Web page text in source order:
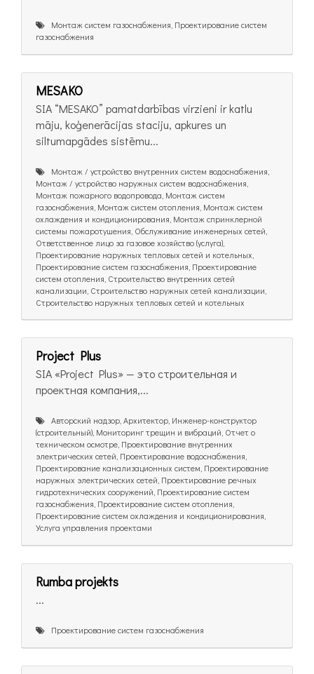
Монтаж систем газоснабжения, Проектирование систем
газоснабжения
MESAKO
SIA “MESAKO” pamatdarbības virzieni ir katlu
māju, koģenerācijas staciju, apkures un
siltumapgādes sistēmu...
Монтаж / устройство внутренних систем водоснабжения,
Монтаж / устройство наружных систем водоснабжения,
Монтаж пожарного водопровода, Монтаж систем
газоснабжения, Монтаж систем отопления, Монтаж систем
охлаждения и кондиционирования, Монтаж спринклерной
системы пожаротушения, Обслуживание инженерных сетей,
Ответственное лицо за газовое хозяйство (услуга),
Проектирование наружных тепловых сетей и котельных,
Проектирование систем газоснабжения, Проектирование
систем отопления, Строительство внутренних сетей
канализации, Строительство наружных сетей канализации,
Строительство наружных тепловых сетей и котельных
Project Plus
SIA «Project Plus» — это строительная и
проектная компания,...
Авторский надзор, Архитектор, Инженер-конструктор
(строительный), Мониторинг трещин и вибраций, Отчет о
техническом осмотре, Проектирование внутренних
электрических сетей, Проектирование водоснабжения,
Проектирование канализационных систем, Проектирование
наружных электрических сетей, Проектирование речных
гидротехнических сооружений, Проектирование систем
газоснабжения, Проектирование систем отопления,
Проектирование систем охлаждения и кондиционирования,
Услуга управления проектами
Rumba projekts
...
Проектирование систем газоснабжения